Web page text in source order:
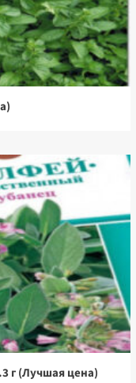
г (Лучшая цена)